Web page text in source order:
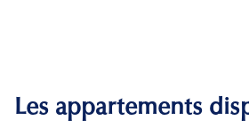
Les appartements